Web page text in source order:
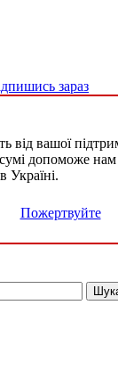
зараз
вашої
допоможе
Україні.
Пожертвуйте